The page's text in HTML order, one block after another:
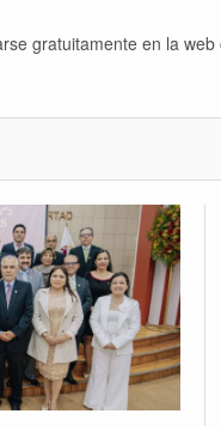
gratuitamente en la